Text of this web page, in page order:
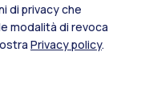
di privacy che
modalità di revoca
Privacy policy.